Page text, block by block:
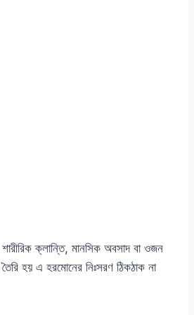
শারীরিক ক্লান্তি, মানসিক অবসাদ বা ওজন
হয় এ হরমোনের নিঃসরণ ঠিকঠাক না